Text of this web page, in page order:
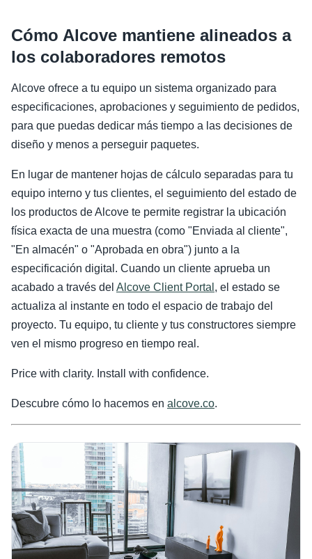
Cómo Alcove mantiene alineados a
los colaboradores remotos
Alcove ofrece a tu equipo un sistema organizado para
especificaciones, aprobaciones y seguimiento de pedidos,
para que puedas dedicar más tiempo a las decisiones de
diseño y menos a perseguir paquetes.
En lugar de mantener hojas de cálculo separadas para tu
equipo interno y tus clientes, el seguimiento del estado de
los productos de Alcove te permite registrar la ubicación
física exacta de una muestra (como "Enviada al cliente",
"En almacén" o "Aprobada en obra") junto a la
especificación digital. Cuando un cliente aprueba un
acabado a través del Alcove Client Portal , el estado se
actualiza al instante en todo el espacio de trabajo del
proyecto. Tu equipo, tu cliente y tus constructores siempre
ven el mismo progreso en tiempo real.
Price with clarity. Install with confidence.
Descubre cómo lo hacemos en alcove.co.